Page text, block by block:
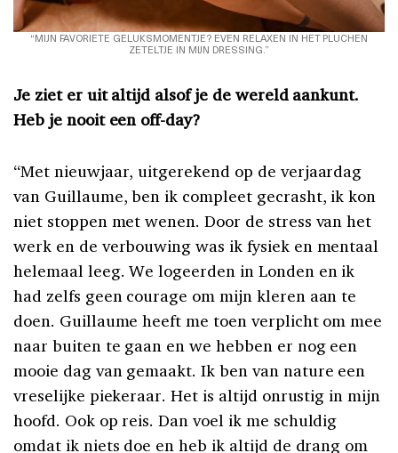
“MIJN FAVORIETE GELUKSMOMENTJE? EVEN RELAXEN IN HET PLUCHEN
ZETELTJE IN MIJN DRESSING.”
Je ziet er uit altijd alsof je de wereld aankunt.
Heb je nooit een off-day?
“Met nieuwjaar, uitgerekend op de verjaardag
van Guillaume, ben ik compleet gecrasht, ik kon
niet stoppen met wenen. Door de stress van het
werk en de verbouwing was ik fysiek en mentaal
helemaal leeg. We logeerden in Londen en ik
had zelfs geen courage om mijn kleren aan te
doen. Guillaume heeft me toen verplicht om mee
naar buiten te gaan en we hebben er nog een
mooie dag van gemaakt. Ik ben van nature een
vreselijke piekeraar. Het is altijd onrustig in mijn
hoofd. Ook op reis. Dan voel ik me schuldig
omdat ik niets doe en heb ik altijd de drang om